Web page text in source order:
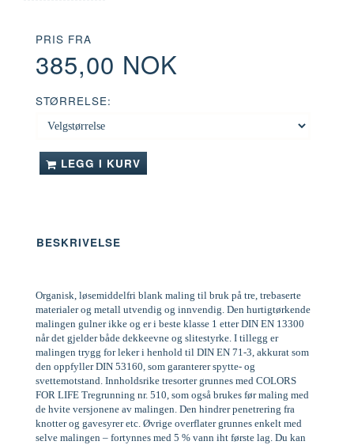
PRIS FRA
385,00 NOK
STØRRELSE:
LEGG I KURV
BESKRIVELSE
Organisk, løsemiddelfri blank maling til bruk på tre, trebaserte
materialer og metall utvendig og innvendig. Den hurtigtørkende
malingen gulner ikke og er i beste klasse 1 etter DIN EN 13300
når det gjelder både dekkeevne og slitestyrke. I tillegg er
malingen trygg for leker i henhold til DIN EN 71-3, akkurat som
den oppfyller DIN 53160, som garanterer spytte- og
svettemotstand. Innholdsrike tresorter grunnes med COLORS
FOR LIFE Tregrunning nr. 510, som også brukes før maling med
de hvite versjonene av malingen. Den hindrer penetrering fra
knotter og gavesyrer etc. Øvrige overflater grunnes enkelt med
selve malingen – fortynnes med 5 % vann iht første lag. Du kan